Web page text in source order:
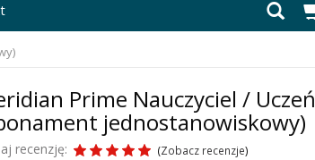
Prime Nauczyciel / Uczeń
jednostanowiskowy)
recenzję: (Zobacz recenzje)